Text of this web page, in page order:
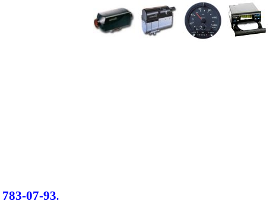
783-07-93.